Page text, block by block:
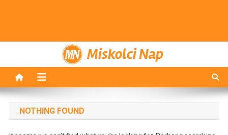
Miskolci Nap
NOTHING FOUND